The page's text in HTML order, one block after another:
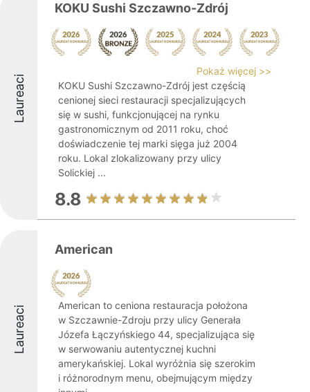
Laureaci
KOKU Sushi Szczawno-Zdrój
Pokaż więcej >>
KOKU Sushi Szczawno-Zdrój jest częścią
cenionej sieci restauracji specjalizujących
się w sushi, funkcjonującej na rynku
gastronomicznym od 2011 roku, choć
doświadczenie tej marki sięga już 2004
roku. Lokal zlokalizowany przy ulicy
Solickiej ...
8.8
Laureaci
American
American to ceniona restauracja położona
w Szczawnie-Zdroju przy ulicy Generała
Józefa Łączyńskiego 44, specjalizująca się
w serwowaniu autentycznej kuchni
amerykańskiej. Lokal wyróżnia się szerokim
i różnorodnym menu, obejmującym między